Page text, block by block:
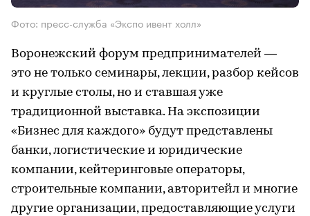
Фото: пресс-служба «Экспо ивент холл»
Воронежский форум предпринимателей —
это не только семинары, лекции, разбор кейсов
и круглые столы, но и ставшая уже
традиционной выставка. На экспозиции
«Бизнес для каждого» будут представлены
банки, логистические и юридические
компании, кейтеринговые операторы,
строительные компании, авторитейл и многие
другие организации, предоставляющие услуги